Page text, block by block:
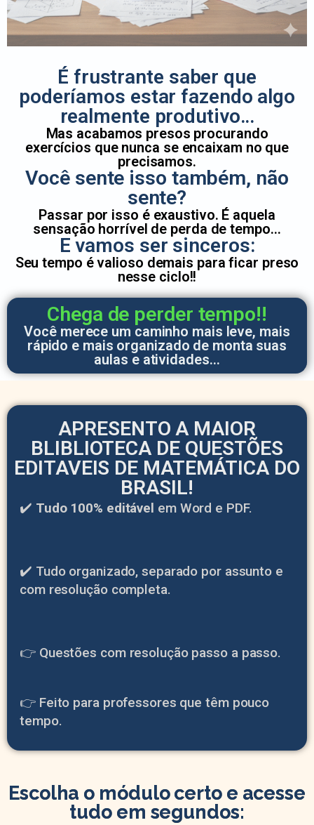
É frustrante saber que
poderíamos estar fazendo algo
realmente produtivo…
Mas acabamos presos procurando
exercícios que nunca se encaixam no que
precisamos.
Você sente isso também, não
sente?
Passar por isso é exaustivo. É aquela
sensação horrível de perda de tempo…
E vamos ser sinceros:
Seu tempo é valioso demais para ficar preso
nesse ciclo!!
Chega de perder tempo!!
Você merece um caminho mais leve, mais
rápido e mais organizado de monta suas
aulas e atividades…
APRESENTO A MAIOR
BLIBLIOTECA DE QUESTÕES
EDITAVEIS DE MATEMÁTICA DO
BRASIL!
✔️ Tudo 100% editável em Word e PDF.
✔️ Tudo organizado, separado por assunto e
com resolução completa.
👉 Questões com resolução passo a passo.
👉 Feito para professores que têm pouco
tempo.
Escolha o módulo certo e acesse
tudo em segundos: